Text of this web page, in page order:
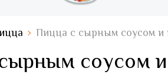
Пицца с сырным соусом и
соусом